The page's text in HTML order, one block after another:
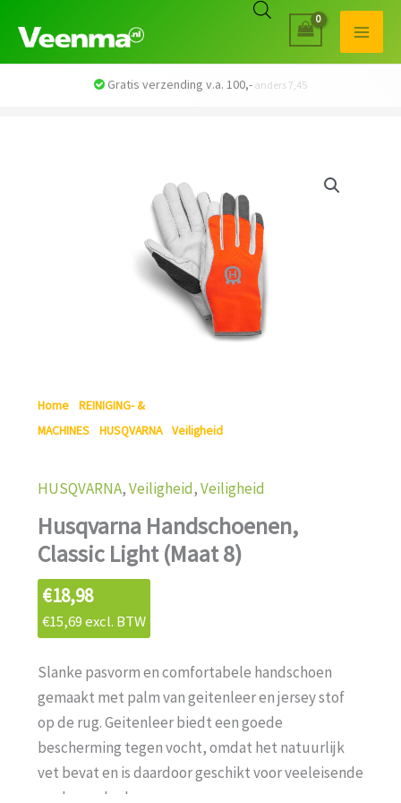
Home
REINIGING- &
MACHINES
HUSQVARNA/ Veiligheid
HUSQVARNA,Veiligheid,Veiligheid
Husqvarna Handschoenen,
Classic Light (Maat 8)
€18,98
€15,69excl. BTW
Slanke pasvorm en comfortabele handschoen
gemaakt met palm van geitenleer en jersey stof
op de rug. Geitenleer biedt een goede
bescherming tegen vocht, omdat het natuurlijk
vet bevat en is daardoor geschikt voor veeleisende
werkzaamheden.
Veilig betalen met iDEAL